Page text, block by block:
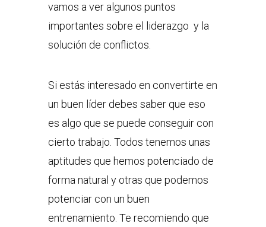
vamos a ver algunos puntos
importantes sobre el liderazgo y la
solución de conflictos.
Si estás interesado en convertirte en
un buen líder debes saber que eso
es algo que se puede conseguir con
cierto trabajo. Todos tenemos unas
aptitudes que hemos potenciado de
forma natural y otras que podemos
potenciar con un buen
entrenamiento. Te recomiendo que